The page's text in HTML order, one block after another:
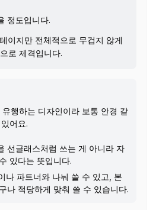
정도입니다.
이지만 전체적으로 무겁지 않게
로 제격입니다.
유행하는 디자인이라 보통 안경 같
어요.
선글래스처럼 쓰는 게 아니라 자
있다는 뜻입니다.
나 파트너와 나눠 쓸 수 있고, 본
나 적당하게 맞춰 쓸 수 있습니다.